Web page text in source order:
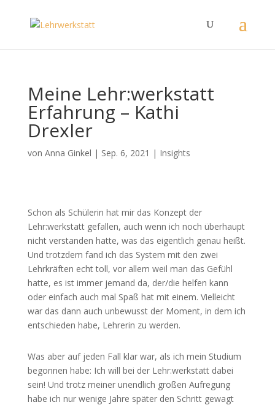
Meine Lehr:werkstatt
Erfahrung – Kathi
Drexler
von Anna Ginkel | Sep. 6, 2021 | Insights
Schon als Schülerin hat mir das Konzept der
Lehr:werkstatt gefallen, auch wenn ich noch überhaupt
nicht verstanden hatte, was das eigentlich genau heißt.
Und trotzdem fand ich das System mit den zwei
Lehrkräften echt toll, vor allem weil man das Gefühl
hatte, es ist immer jemand da, der/die helfen kann
oder einfach auch mal Spaß hat mit einem. Vielleicht
war das dann auch unbewusst der Moment, in dem ich
entschieden habe, Lehrerin zu werden.
Was aber auf jeden Fall klar war, als ich mein Studium
begonnen habe: Ich will bei der Lehr:werkstatt dabei
sein! Und trotz meiner unendlich großen Aufregung
habe ich nur wenige Jahre später den Schritt gewagt